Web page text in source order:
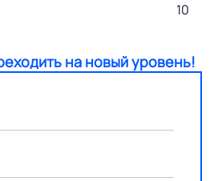
10
на новый уровень!